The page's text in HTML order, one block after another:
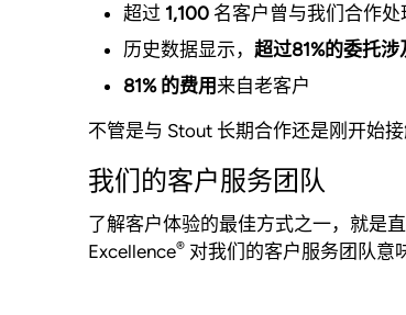
超过 1,100 名客户曾与我们合作处
历史数据显示， 超过81%的委托涉
81% 的费用来自老客户
不管是与 Stout 长期合作还是刚开始
我们的客户服务团队
了解客户体验的最佳方式之一，就是
Excellence® 对我们的客户服务团队意